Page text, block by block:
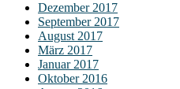
Dezember 2017
September 2017
August 2017
März 2017
Januar 2017
Oktober 2016